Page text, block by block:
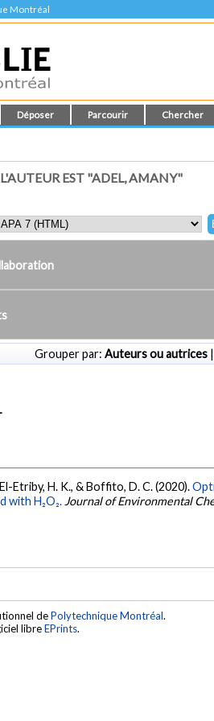
Montréal
Déposer Parcourir Chercher
EST "ADEL, AMANY"
Grouper par: Auteurs ou autrices |
Etriby, H. K., & Boffito, D. C. (2020).
with H₂O₂. Journal of Environmental
dePolytechnique Montréal.
libreEPrints.